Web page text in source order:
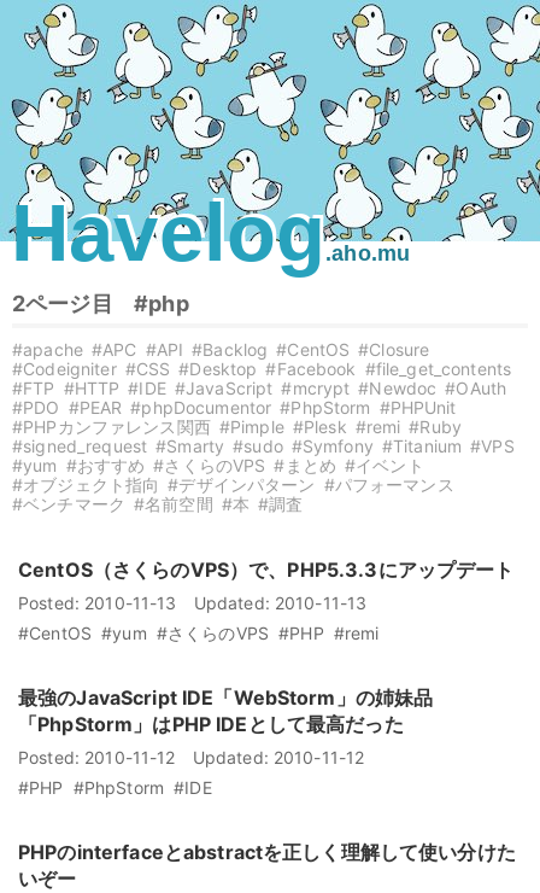
Havelog.aho.mu
2ページ目#php
#apache #APC #API #Backlog #CentOS #Closure
#Codeigniter #CSS #Desktop #Facebook #file_get_contents
#FTP #HTTP #IDE #JavaScript #mcrypt #Newdoc #OAuth
#PDO #PEAR #phpDocumentor #PhpStorm #PHPUnit
#PHPカンファレンス関西 #Pimple #Plesk #remi #Ruby
#signed_request #Smarty #sudo #Symfony #Titanium #VPS
#yum #おすすめ #さくらのVPS #まとめ #イベント
#オブジェクト指向 #デザインパターン #パフォーマンス
#ベンチマーク #名前空間 #本 #調査
CentOS（さくらのVPS）で、PHP5.3.3にアップデート
Posted: 2010-11-13 Updated: 2010-11-13
#CentOS #yum #さくらのVPS #PHP #remi
最強のJavaScript IDE「WebStorm」の姉妹品
「PhpStorm」はPHP IDEとして最高だった
Posted: 2010-11-12 Updated: 2010-11-12
#PHP #PhpStorm #IDE
PHPのinterfaceとabstractを正しく理解して使い分けた
いぞー